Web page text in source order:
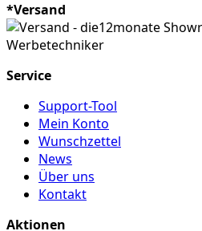
*Versand
Service
Support-Tool
Mein Konto
Wunschzettel
News
Über uns
Kontakt
Aktionen